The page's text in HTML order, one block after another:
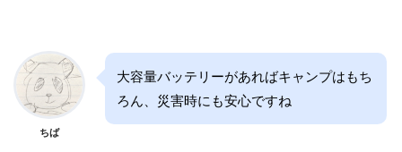
ちば
大容量バッテリーがあればキャンプはもち
ろん、災害時にも安心ですね